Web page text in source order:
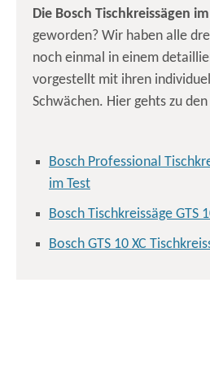
Die Bosch Tischkreissägen im
geworden? Wir haben alle
noch einmal in einem
vorgestellt mit ihren
Schwächen. Hier gehts zu
Bosch Professional
im Test
Bosch Tischkreissäge GTS
Bosch GTS 10 XC